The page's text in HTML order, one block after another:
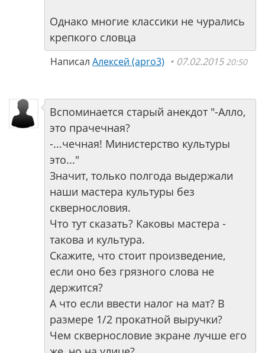
Однако многие классики не чурались
крепкого словца
Написал Алексей (apro3) 07.02.2015 20:50
Вспоминается старый анекдот "-Алло,
это прачечная?
-...чечная! Министерство культуры
это..."
Значит, только полгода выдержали
наши мастера культуры без
сквернословия.
Что тут сказать? Каковы мастера -
такова и культура.
Скажите, что стоит произведение,
если оно без грязного слова не
держится?
А что если ввести налог на мат? В
размере 1/2 прокатной выручки?
Чем сквернословие экране лучше его